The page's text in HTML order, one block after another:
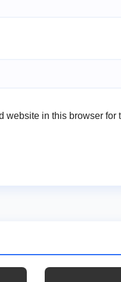
website in this browser for